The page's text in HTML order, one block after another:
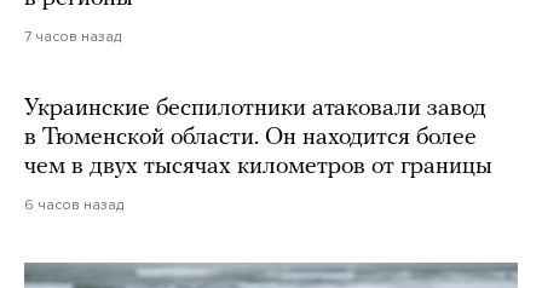
7 часов назад
Украинские беспилотники атаковали завод
в Тюменской области. Он находится более
чем в двух тысячах километров от границы
6 часов назад